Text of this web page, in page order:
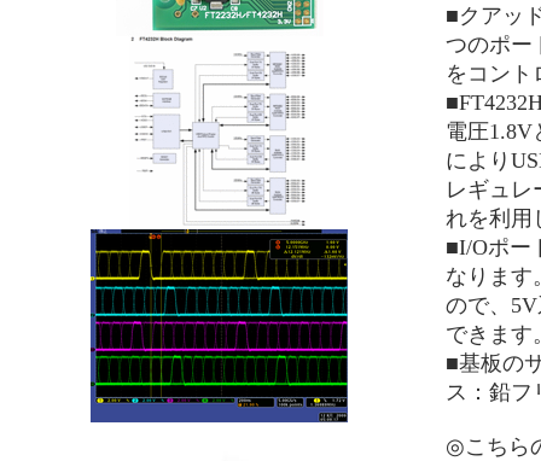
■クアッ
つのポー
をコント
電圧1.8V
により
レギュレ
れを利用
■I/Oポー
なります
ので、
できます
■基板の
ス：鉛フ
◎こちら